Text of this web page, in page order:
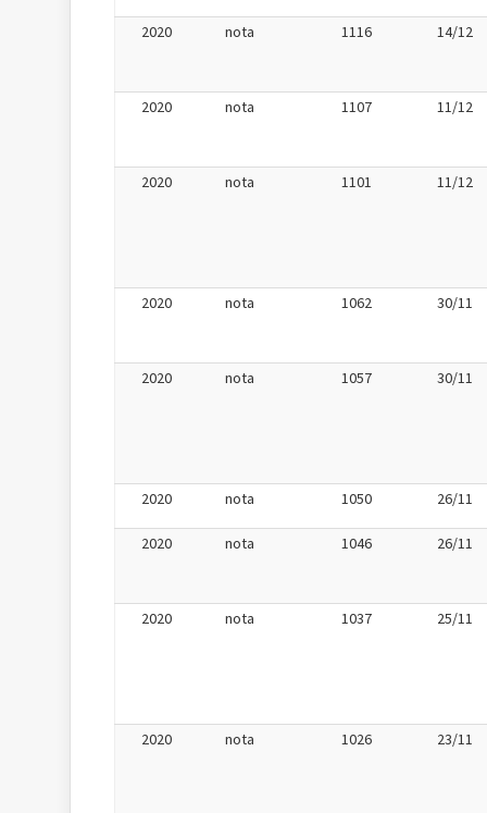
2020 nota 1116 14/12
2020 nota 1107 11/12
2020 nota 1101 11/12
2020 nota 1062 30/11
2020 nota 1057 30/11
2020 nota 1050 26/11
2020 nota 1046 26/11
2020 nota 1037 25/11
2020 nota 1026 23/11